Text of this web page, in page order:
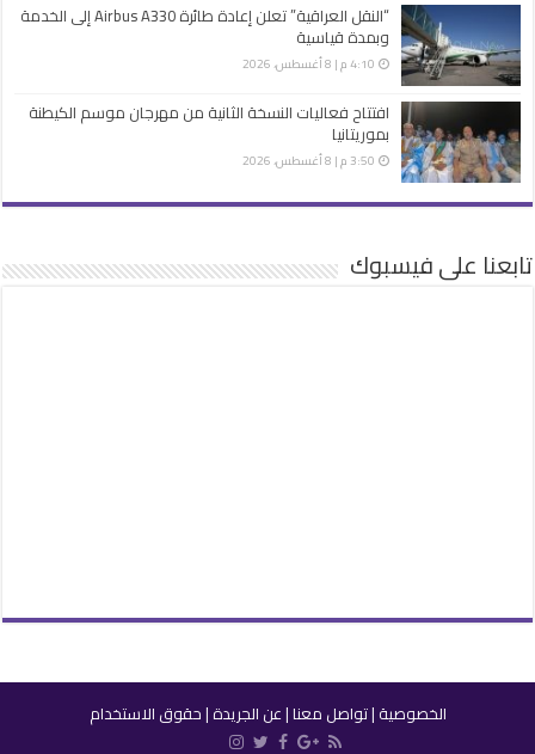
“النقل العراقية” تعلن إعادة طائرة Airbus A330 إلى الخدمة
وبمدة قياسية
4:10 م | 8 أغسطس، 2026
افتتاح فعاليات النسخة الثانية من مهرجان موسم الكيطنة
بموريتانيا
3:50 م | 8 أغسطس، 2026
تابعنا على فيسبوك
الخصوصية |تواصل معنا |عن الجريدة |حقوق الاستخدام